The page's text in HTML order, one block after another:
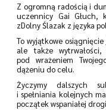
Z ogromną radością i
uczennicy Gai Głuch,
zDolny Ślazak z języka
To wyjątkowe
ale także
pod wrażeniem
dążeniu do celu.
Życzymy dalszych
i spełniania kolejnych
początek wspaniałej